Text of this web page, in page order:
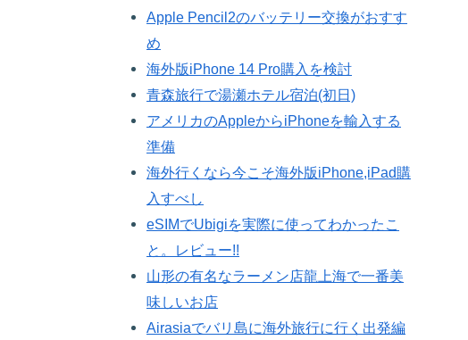
Apple Pencil2のバッテリー交換がおすす
め
海外版iPhone 14 Pro購入を検討
青森旅行で湯瀬ホテル宿泊(初日)
アメリカのAppleからiPhoneを輸入する
準備
海外行くなら今こそ海外版iPhone,iPad購
入すべし
eSIMでUbigiを実際に使ってわかったこ
と。レビュー!!
山形の有名なラーメン店龍上海で一番美
味しいお店
Airasiaでバリ島に海外旅行に行く出発編